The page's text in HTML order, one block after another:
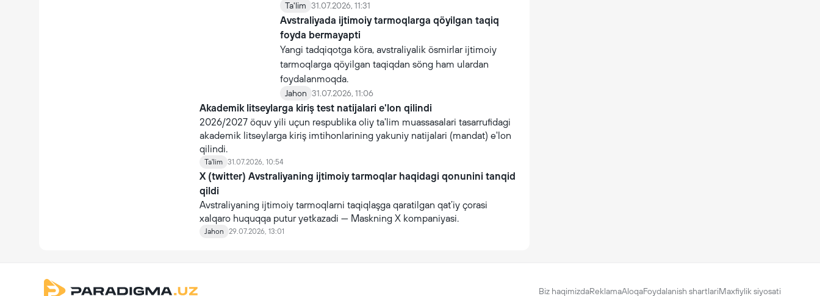
Ta'lim 31.07.2026, 11:31
Avstraliyada ijtimoiy tarmoqlarga qöyilgan taqiq
foyda bermayapti
Yangi tadqiqotga köra, avstraliyalik ösmirlar ijtimoiy
tarmoqlarga qöyilgan taqiqdan söng ham ulardan
foydalanmoqda.
Jahon 31.07.2026, 11:06
Akademik litseylarga kiriş test natijalari e'lon qilindi
2026/2027 öquv yili uçun respublika oliy ta'lim muassasalari tasarrufidagi
akademik litseylarga kiriş imtihonlarining yakuniy natijalari (mandat) e'lon
qilindi.
Ta'lim 31.07.2026, 10:54
X (twitter) Avstraliyaning ijtimoiy tarmoqlar haqidagi qonunini tanqid
qildi
Avstraliyaning ijtimoiy tarmoqlarni taqiqlaşga qaratilgan qat’iy çorasi
xalqaro huquqqa putur yetkazadi — Maskning X kompaniyasi.
Jahon 29.07.2026, 13:01
Biz haqimizdaReklamaAloqaFoydalanish shartlariMaxfiylik siyosati